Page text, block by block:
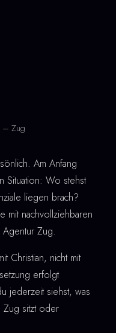
– Zug
Am Anfang
Situation: Wo stehst
liegen brach?
mit nachvollziehbaren
Zug.
Christian, nicht mit
erfolgt
jederzeit siehst, was
Zug sitzt oder